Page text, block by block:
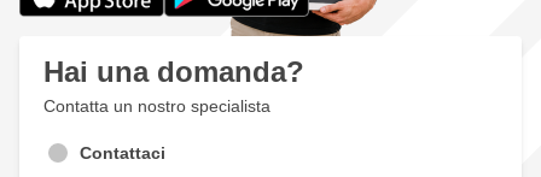
Hai una domanda?
Contatta un nostro specialista
Contattaci